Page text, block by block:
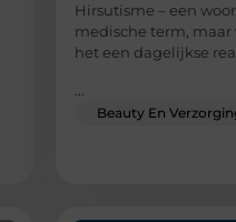
Hirsutisme – een
medische term, maar
het een dagelijkse
Beauty En